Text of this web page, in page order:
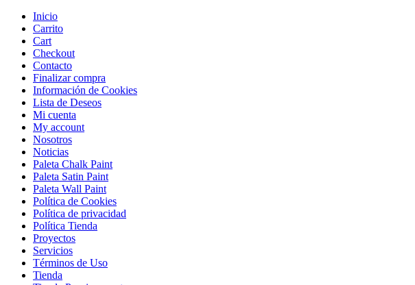
Inicio
Carrito
Cart
Checkout
Contacto
Finalizar compra
Información de Cookies
Lista de Deseos
Mi cuenta
My account
Nosotros
Noticias
Paleta Chalk Paint
Paleta Satin Paint
Paleta Wall Paint
Política de Cookies
Política de privacidad
Política Tienda
Proyectos
Servicios
Términos de Uso
Tienda